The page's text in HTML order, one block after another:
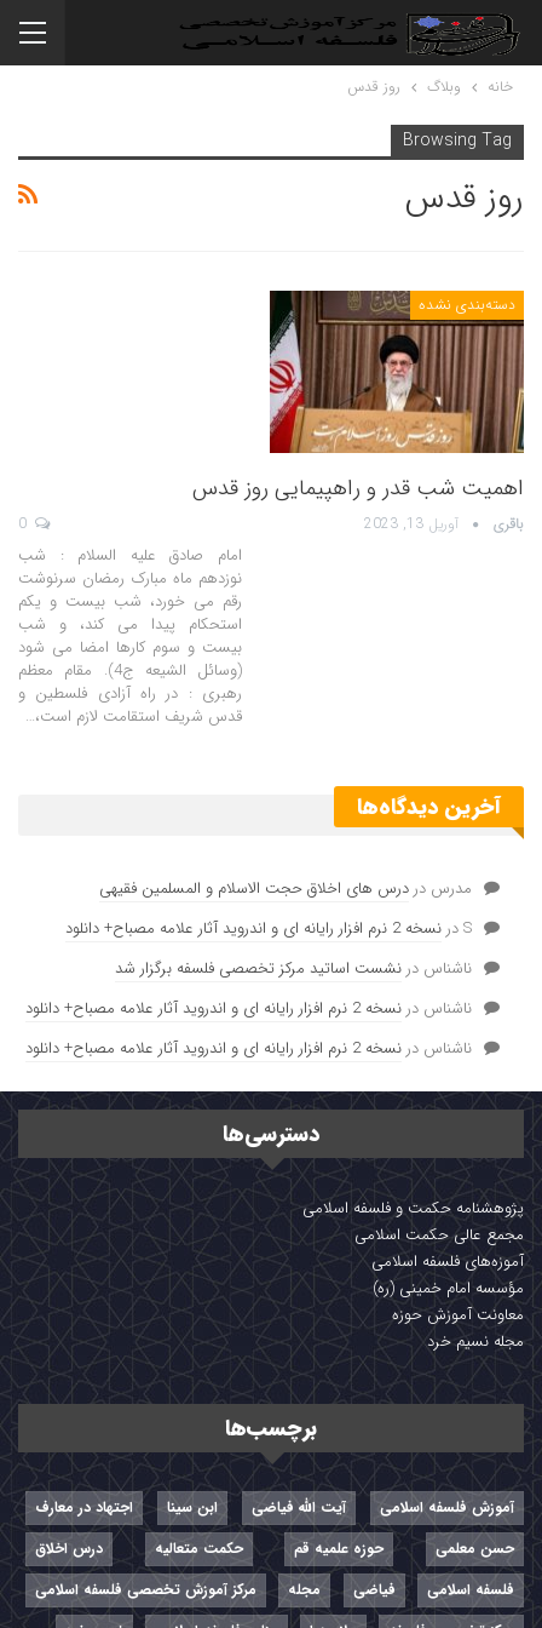
خانه وبلاگ روز قدس
Browsing Tag
روز قدس
دسته‌بندی نشده
اهمیت شب قدر و راهپیمایی روز قدس
باقری آوریل 13, 2023
امام صادق علیه السلام : شب
نوزدهم ماه مبارک رمضان سرنوشت
رقم می خورد، شب بیست و یکم
استحکام پیدا می کند، و شب
بیست و سوم کارها امضا می شود
(وسائل الشیعه ج4). مقام معظم
رهبری : در راه آزادی فلسطین و
قدس شریف استقامت لازم است،…
آخرین دیدگاه‌ها
مدرس در درس های اخلاق حجت الاسلام و المسلمین فقیهی
Sدر نسخه 2 نرم افزار رایانه ای و اندروید آثار علامه مصباح+ دانلود
ناشناس در نشست اساتید مرکز تخصصی فلسفه برگزار شد
ناشناس در نسخه 2 نرم افزار رایانه ای و اندروید آثار علامه مصباح+ دانلود
ناشناس در نسخه 2 نرم افزار رایانه ای و اندروید آثار علامه مصباح+ دانلود
دسترسی‌ها
پژوهشنامه حکمت و فلسفه اسلامی
مجمع عالی حکمت اسلامی
آموزه‌های فلسفه اسلامی
مؤسسه امام خمینی (ره)
معاونت آموزش حوزه
مجله نسیم خرد
برچسب‌ها
آموزش فلسفه اسلامی آیت الله فیاضی ابن سینا
اجتهاد در معارف
حسن معلمی
حوزه علمیه قم حکمت متعالیه
درس اخلاق
فلسفه اسلامی
فیاضی مجله
مرکز آموزش تخصصی فلسفه اسلامی